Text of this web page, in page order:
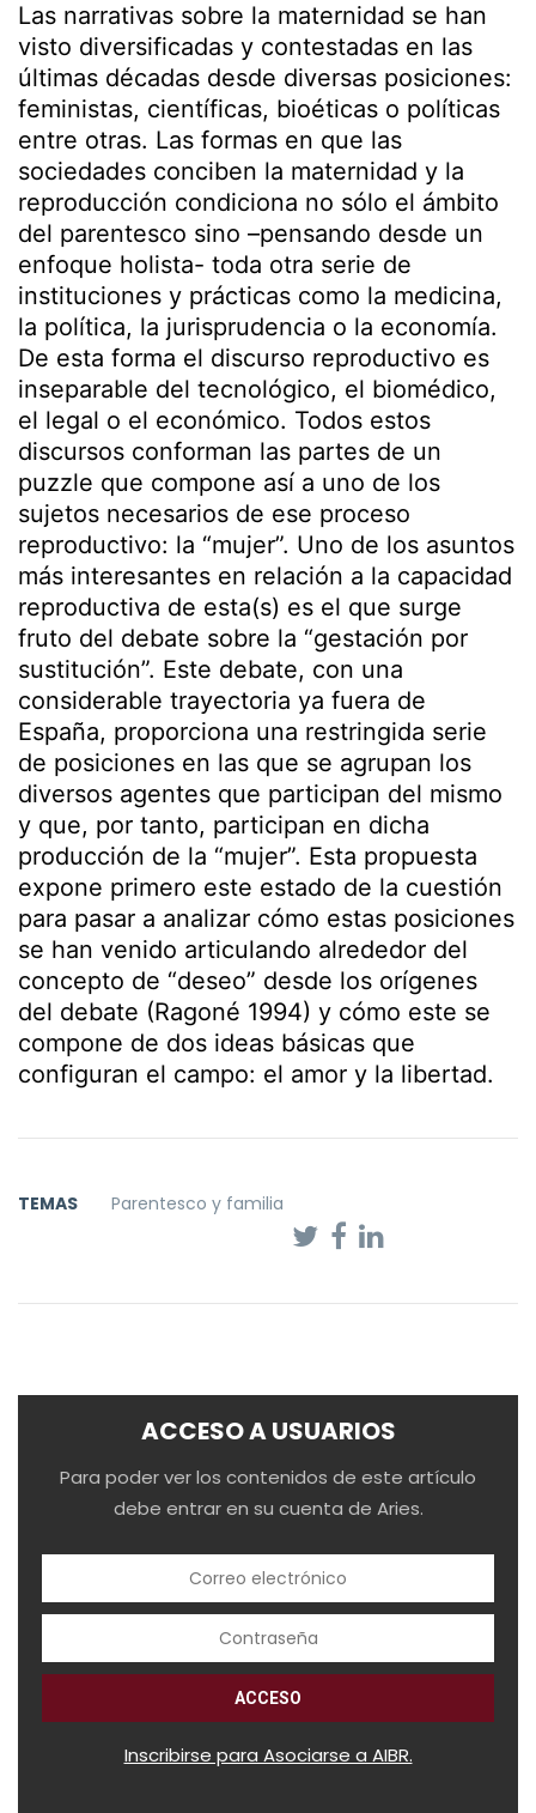
Las narrativas sobre la maternidad se han
visto diversificadas y contestadas en las
últimas décadas desde diversas posiciones:
feministas, científicas, bioéticas o políticas
entre otras. Las formas en que las
sociedades conciben la maternidad y la
reproducción condiciona no sólo el ámbito
del parentesco sino –pensando desde un
enfoque holista- toda otra serie de
instituciones y prácticas como la medicina,
la política, la jurisprudencia o la economía.
De esta forma el discurso reproductivo es
inseparable del tecnológico, el biomédico,
el legal o el económico. Todos estos
discursos conforman las partes de un
puzzle que compone así a uno de los
sujetos necesarios de ese proceso
reproductivo: la “mujer”. Uno de los asuntos
más interesantes en relación a la capacidad
reproductiva de esta(s) es el que surge
fruto del debate sobre la “gestación por
sustitución”. Este debate, con una
considerable trayectoria ya fuera de
España, proporciona una restringida serie
de posiciones en las que se agrupan los
diversos agentes que participan del mismo
y que, por tanto, participan en dicha
producción de la “mujer”. Esta propuesta
expone primero este estado de la cuestión
para pasar a analizar cómo estas posiciones
se han venido articulando alrededor del
concepto de “deseo” desde los orígenes
del debate (Ragoné 1994) y cómo este se
compone de dos ideas básicas que
configuran el campo: el amor y la libertad.
TEMAS Parentesco y familia
ACCESO A USUARIOS
Para poder ver los contenidos de este artículo
debe entrar en su cuenta de Aries.
Inscribirse para Asociarse a AIBR.